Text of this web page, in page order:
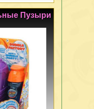
Пузыри